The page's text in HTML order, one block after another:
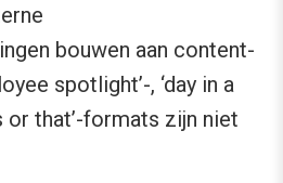
bouwen aan content-
spotlight’-, ‘day in a
or that’-formats zijn niet